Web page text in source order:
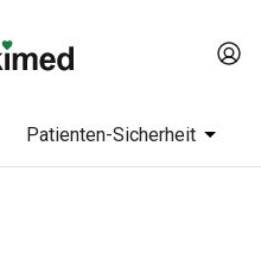
Patienten-Sicherheit